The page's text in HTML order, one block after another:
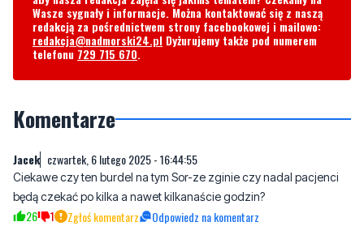
Wasze sygnały i informacje. Można kontaktować się z naszą
redakcją za pośrednictwem strony facebookowej i mailowo:
redakcja@nadmorski24.pl Dyżurujemy także pod numerem
telefonu 729 715 670.
Komentarze
Jacek czwartek, 6 lutego 2025 - 16:44:55
Ciekawe czy ten burdel na tym Sor-ze zginie czy nadal pacjenci
będą czekać po kilka a nawet kilkanaście godzin?
26 1 Zgłoś komentarz Odpowiedz na komentarz